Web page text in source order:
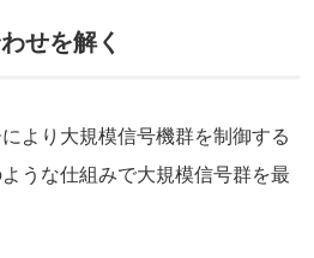
せを解く
より大規模信号機群を制御する
うな仕組みで大規模信号群を最